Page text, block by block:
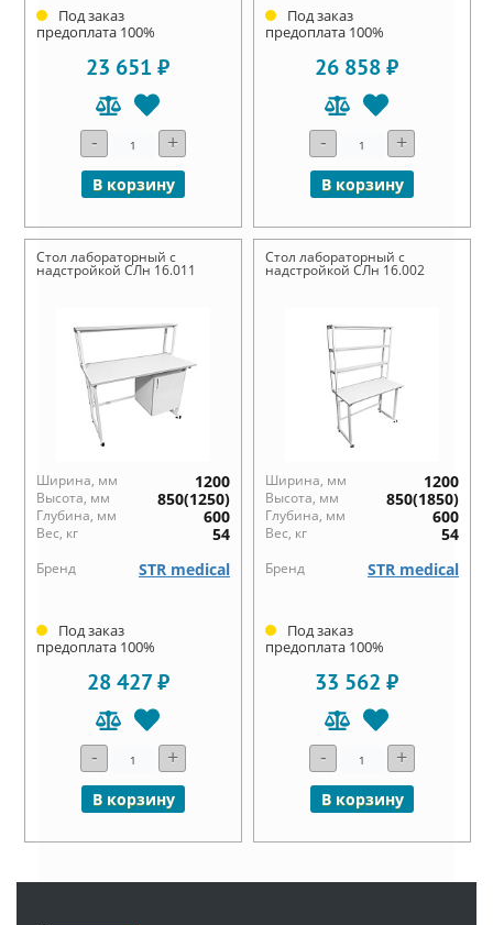
Под заказ
предоплата 100%
23 651 ₽
- +
В корзину
Под заказ
предоплата 100%
26 858 ₽
- +
В корзину
Стол лабораторный с
надстройкой СЛн 16.011
Ширина, мм 1200
Высота, мм 850(1250)
Глубина, мм 600
Вес, кг 54
Бренд STR medical
Под заказ
предоплата 100%
28 427 ₽
- +
В корзину
Стол лабораторный с
надстройкой СЛн 16.002
Ширина, мм 1200
Высота, мм 850(1850)
Глубина, мм 600
Вес, кг 54
Бренд STR medical
Под заказ
предоплата 100%
33 562 ₽
- +
В корзину